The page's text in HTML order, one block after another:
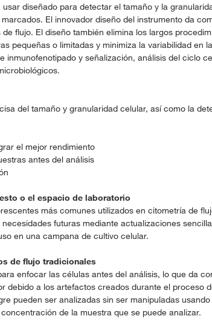
diseñado para detectar el tamaño y la
El innovador diseño del instrumento da
flujo. El diseño también elimina los largos
pequeñas o limitadas y minimiza la variabilidad en
y señalización, análisis del ciclo
del tamaño y granularidad celular, así como la
el mejor rendimiento
antes del análisis
o el espacio de laboratorio
más comunes utilizados en citometría de
futuras mediante actualizaciones
en una campana de cultivo celular.
de flujo tradicionales
enfocar las células antes del análisis, lo que da
a los artefactos creados durante el proceso
pueden ser analizadas sin ser manipuladas
de la muestra que se puede analizar.